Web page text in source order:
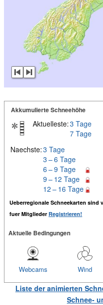
Akkumulierte Schneehöhe
Aktuelleste:3 Tage
7 Tage
Naechste:3 Tage
3 – 6 Tage
6 – 9 Tage
9 – 12 Tage
12 – 16 Tage
Ueberregionale Schneekarten sind
fuer Mitglieder Registrieren!
Aktuelle Bedingungen
Wind
Webcams
Liste der animierten
Schnee-